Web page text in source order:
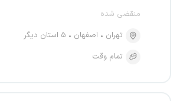
منقضی شده
تهران
اصفهان
۵ استان دیگر
تمام وقت